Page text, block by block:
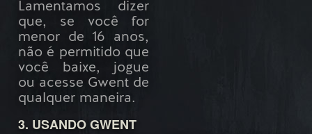
Lamentamos dizer
que, se você for
menor de 16 anos,
não é permitido que
você baixe, jogue
ou acesse Gwent de
qualquer maneira.
3. USANDO GWENT